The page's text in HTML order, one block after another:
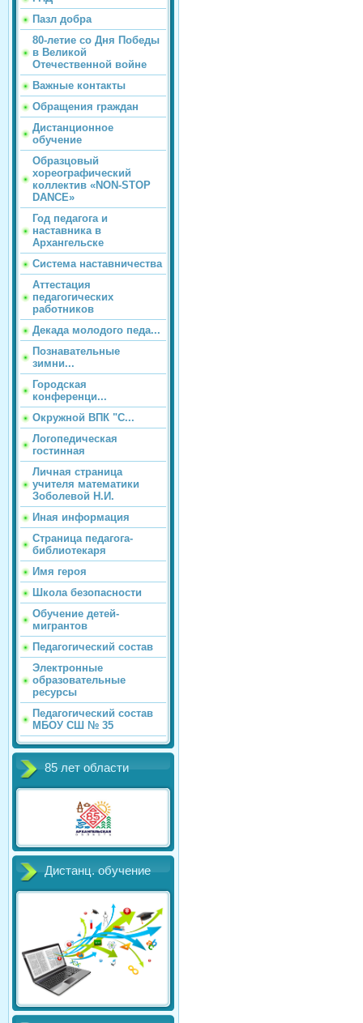
Пазл добра
80-летие со Дня Победы
в Великой
Отечественной войне
Важные контакты
Обращения граждан
Дистанционное
обучение
Образцовый
хореографический
коллектив «NON-STOP
DANCE»
Год педагога и
наставника в
Архангельске
Система наставничества
Аттестация
педагогических
работников
Декада молодого педа...
Познавательные
зимни...
Городская
конференци...
Окружной ВПК "С...
Логопедическая
гостинная
Личная страница
учителя математики
Зоболевой Н.И.
Иная информация
Страница педагога-
библиотекаря
Имя героя
Школа безопасности
Обучение детей-
мигрантов
Педагогический состав
Электронные
образовательные
ресурсы
Педагогический состав
МБОУ СШ № 35
85 лет области
Дистанц. обучение